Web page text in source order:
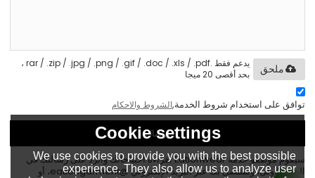
يدعم فقط .rar / .zip / .jpg / .png / .gif / .doc / .xls / .pdf ،
بحد أقصى 20 ميجا
ملحق
توافق على استخدام شروط الخدمة,الشروط والاحكام
إرسال
سيقوم موظفو خدمة Eationwear بقراءة احتياجاتك والرد على رسالتك في
المرة الأولى، وسنتصل بك عبر البريد الإلكتروني @eationgarment، أو
Cookie settings
We use cookies to provide you with the best possible
experience. They also allow us to analyze user